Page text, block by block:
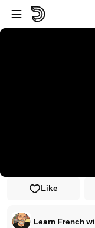
Passer au player
Passer au contenu
Like
Learn French